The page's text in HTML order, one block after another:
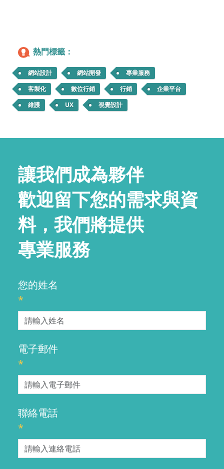
熱門標籤：
網站設計 網站開發
專業服務
客製化
數位行銷 行銷
企業平台
維護
UX 視覺設計
讓我們成為夥伴
歡迎留下您的需求與資
料，我們將提供
專業服務
您的姓名
*
電子郵件
*
聯絡電話
*